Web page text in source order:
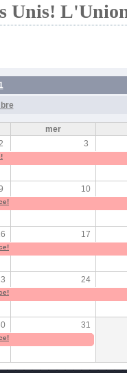
Unis!
mer
2 3
10
17
24
31